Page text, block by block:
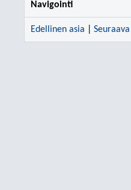
Navigointi
Edellinen asia